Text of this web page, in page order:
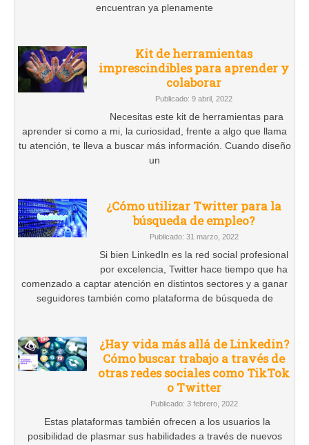
encuentran ya plenamente
Kit de herramientas
imprescindibles para aprender y
colaborar
Publicado: 9 abril, 2022
Necesitas este kit de herramientas para
aprender si como a mi, la curiosidad, frente a algo que llama
tu atención, te lleva a buscar más información. Cuando diseño
un
¿Cómo utilizar Twitter para la
búsqueda de empleo?
Publicado: 31 marzo, 2022
Si bien LinkedIn es la red social profesional
por excelencia, Twitter hace tiempo que ha
comenzado a captar atención en distintos sectores y a ganar
seguidores también como plataforma de búsqueda de
¿Hay vida más allá de Linkedin?
Cómo buscar trabajo a través de
otras redes sociales como TikTok
o Twitter
Publicado: 3 febrero, 2022
Estas plataformas también ofrecen a los usuarios la
posibilidad de plasmar sus habilidades a través de nuevos